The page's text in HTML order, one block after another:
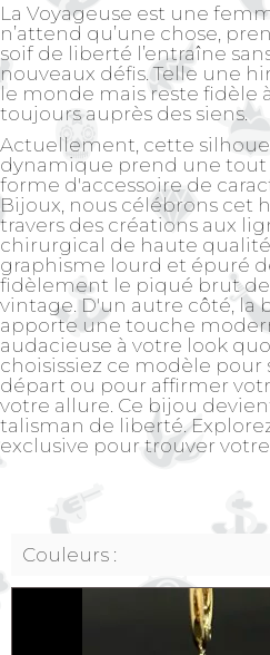
La Voyageuse est une
n’attend qu’une chose,
soif de liberté l’entraîne
nouveaux défis. Telle une
le monde mais reste fidèle
toujours auprès des siens.
Actuellement, cette
dynamique prend une
forme d'accessoire de
Bijoux, nous célébrons cet
travers des créations aux
chirurgical de haute
graphisme lourd et épuré
fidèlement le piqué brut
vintage. D'un autre côté, la
apporte une touche
audacieuse à votre look
choisissiez ce modèle pour
départ ou pour affirmer
votre allure. Ce bijou
talisman de liberté.
exclusive pour trouver
Couleurs :